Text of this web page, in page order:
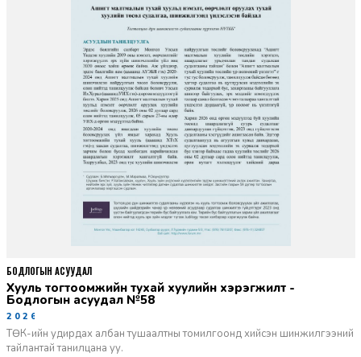
Хууль тогтоомжийн тухай хуулийн хэрэгжилт -
Бодлогын асуудал №58
2026-06-02
ТӨК-ийн удирдах албан тушаалтны томилгоонд хийсэн шинжилгээний
тайлантай танилцана уу.
БОДЛОГЫН АСУУДАЛ